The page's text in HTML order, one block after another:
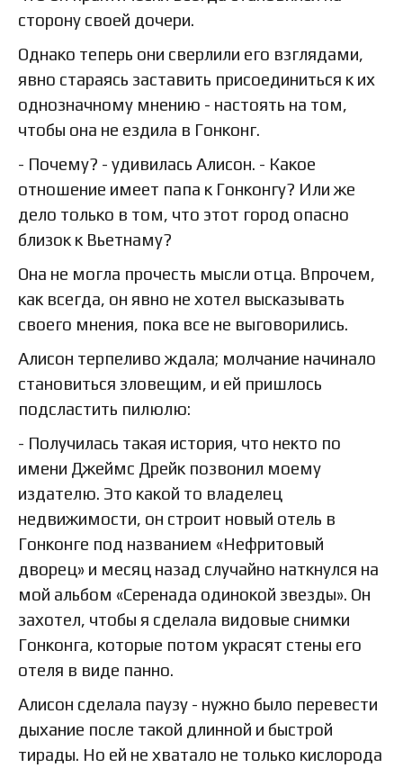
сторону своей дочери.
Однако теперь они сверлили его взглядами,
явно стараясь заставить присоединиться к их
однозначному мнению - настоять на том,
чтобы она не ездила в Гонконг.
- Почему? - удивилась Алисон. - Какое
отношение имеет папа к Гонконгу? Или же
дело только в том, что этот город опасно
близок к Вьетнаму?
Она не могла прочесть мысли отца. Впрочем,
как всегда, он явно не хотел высказывать
своего мнения, пока все не выговорились.
Алисон терпеливо ждала; молчание начинало
становиться зловещим, и ей пришлось
подсластить пилюлю:
- Получилась такая история, что некто по
имени Джеймс Дрейк позвонил моему
издателю. Это какой то владелец
недвижимости, он строит новый отель в
Гонконге под названием «Нефритовый
дворец» и месяц назад случайно наткнулся на
мой альбом «Серенада одинокой звезды». Он
захотел, чтобы я сделала видовые снимки
Гонконга, которые потом украсят стены его
отеля в виде панно.
Алисон сделала паузу - нужно было перевести
дыхание после такой длинной и быстрой
тирады. Но ей не хватало не только кислорода